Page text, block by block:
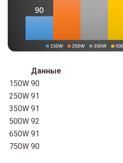
Данные
150W 90
250W 91
350W 91
500W 92
650W 91
750W 90